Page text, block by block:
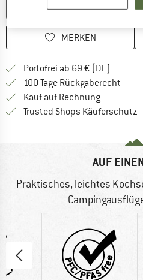
IN
MERKEN
Portofrei ab 69 € (DE)
100 Tage Rückgaberecht
Kauf auf RechnungFinde die
Trusted Shops Käuferschutz
AUF
Praktisches, leichtes